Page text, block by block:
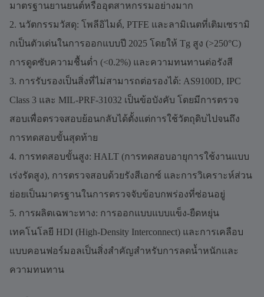
มาตรฐานยานยนต์หรืออุตสาหกรรมอย่างมาก
2. นวัตกรรมวัสดุ: โพลีอิไมด์, PTFE และลามิเนตที่เติมเซรามิ
กเป็นตัวเด่นในการออกแบบปี 2025 โดยให้ Tg สูง (>250°C)
การดูดซับความชื้นต่ำ (<0.2%) และความทนทานต่อรังสี
3. การรับรองเป็นสิ่งที่ไม่สามารถต่อรองได้: AS9100D, IPC
Class 3 และ MIL-PRF-31032 เป็นข้อบังคับ โดยมีการตรวจ
สอบเพื่อตรวจสอบย้อนกลับได้ตั้งแต่การใช้วัตถุดิบไปจนถึง
การทดสอบขั้นสุดท้าย
4. การทดสอบขั้นสูง: HALT (การทดสอบอายุการใช้งานแบบ
เร่งรัดสูง), การตรวจสอบด้วยรังสีเอกซ์ และการวิเคราะห์ส่วน
ย่อยเป็นมาตรฐานในการตรวจจับข้อบกพร่องที่ซ่อนอยู่
5. การผลิตเฉพาะทาง: การออกแบบแบบแข็ง-ยืดหยุ่น
เทคโนโลยี HDI (High-Density Interconnect) และการเคลือบ
แบบคอนฟอร์มอลเป็นสิ่งสำคัญสำหรับการลดน้ำหนักและ
ความทนทาน